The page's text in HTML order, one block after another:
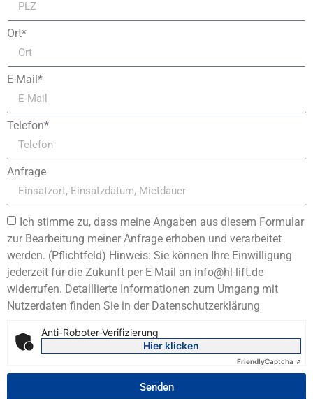
Ort*
E-Mail*
Telefon*
Anfrage
Ich stimme zu, dass meine Angaben aus diesem Formular
zur Bearbeitung meiner Anfrage erhoben und verarbeitet
werden. (Pflichtfeld) Hinweis: Sie können Ihre Einwilligung
jederzeit für die Zukunft per E-Mail an info@hl-lift.de
widerrufen. Detaillierte Informationen zum Umgang mit
Nutzerdaten finden Sie in der Datenschutzerklärung
Anti-Roboter-Verifizierung
Hier klicken
FriendlyCaptcha ⇗
Senden